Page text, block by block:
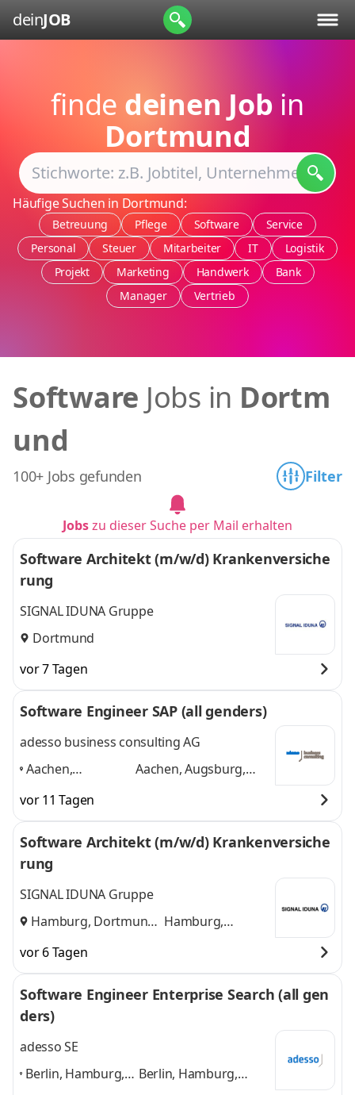
deinJOB
finde deinen Job in
Dortmund
Häufige Suchen in Dortmund:
Betreuung Pflege Software
Service
Personal
Steuer Mitarbeiter IT
Logistik
Projekt
Marketing Handwerk
Bank
Manager
Vertrieb
Software Jobs in Dortm
und
100+ Jobs gefunden Filter
Jobszu dieser Suche per Mail erhalten
Software Architekt (m/w/d) Krankenversiche
rung
SIGNAL IDUNA Gruppe
Dortmund
vor 7 Tagen
Software Engineer SAP (all genders)
adesso business consulting AG
Aachen,
Bonn, Bremen,
Dortmund,
Aachen, Augsburg,
weitere
vor 11 Tagen
Software Architekt (m/w/d) Krankenversiche
rung
SIGNAL IDUNA Gruppe
Hamburg, Dortmund Hamburg,
vor 6 Tagen
Software Engineer Enterprise Search (all gen
ders)
adesso SE
Berlin, Hamburg,
Berlin, Hamburg,